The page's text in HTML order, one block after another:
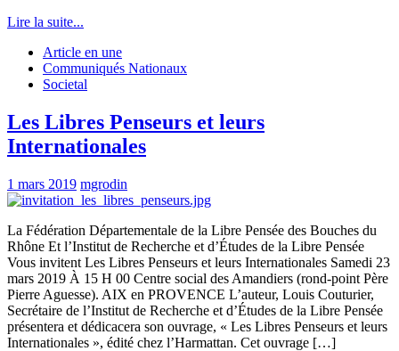
Lire la suite...
Article en une
Communiqués Nationaux
Societal
Les Libres Penseurs et leurs
Internationales
1 mars 2019 mgrodin
La Fédération Départementale de la Libre Pensée des Bouches du
Rhône Et l’Institut de Recherche et d’Études de la Libre Pensée
Vous invitent Les Libres Penseurs et leurs Internationales Samedi 23
mars 2019 À 15 H 00 Centre social des Amandiers (rond-point Père
Pierre Aguesse). AIX en PROVENCE L’auteur, Louis Couturier,
Secrétaire de l’Institut de Recherche et d’Études de la Libre Pensée
présentera et dédicacera son ouvrage, « Les Libres Penseurs et leurs
Internationales », édité chez l’Harmattan. Cet ouvrage […]